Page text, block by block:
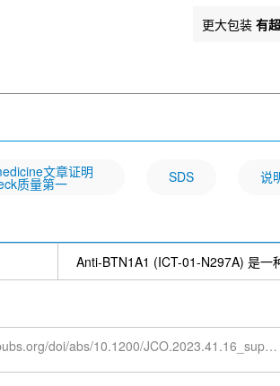
更大包装 有
文章证明
质量第一 SDS 说
Anti-BTN1A1 (ICT-01-N297A) 是一
[1]https://ascopubs.org/doi/abs/10.1200/JCO.2023.41.16_suppl.2633